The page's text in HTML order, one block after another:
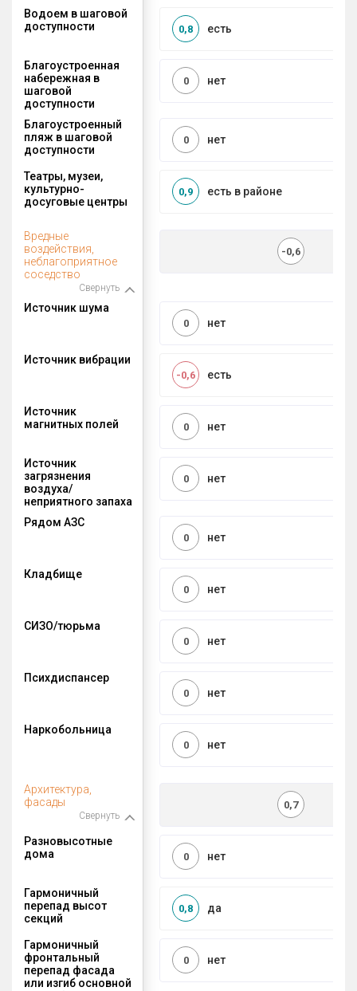
Водоем в шаговой
доступности
есть
0,8
Благоустроенная
набережная в
шаговой
доступности
нет
0
Благоустроенный
пляж в шаговой
доступности
нет
0
Театры, музеи,
культурно-
досуговые центры
есть в районе
0,9
Вредные
воздействия,
неблагоприятное
соседство
Свернуть
-0,6
Источник шума
нет
0
Источник вибрации
есть
-0,6
Источник
магнитных полей
нет
0
Источник
загрязнения
воздуха/
неприятного запаха
нет
0
Рядом АЗС
нет
0
Кладбище
нет
0
СИЗО/тюрьма
нет
0
Психдиспансер
нет
0
Наркобольница
нет
0
Архитектура,
фасады
Свернуть
0,7
Разновысотные
дома
нет
0
Гармоничный
перепад высот
секций
да
0,8
Гармоничный
фронтальный
перепад фасада
или изгиб основной
нет
0